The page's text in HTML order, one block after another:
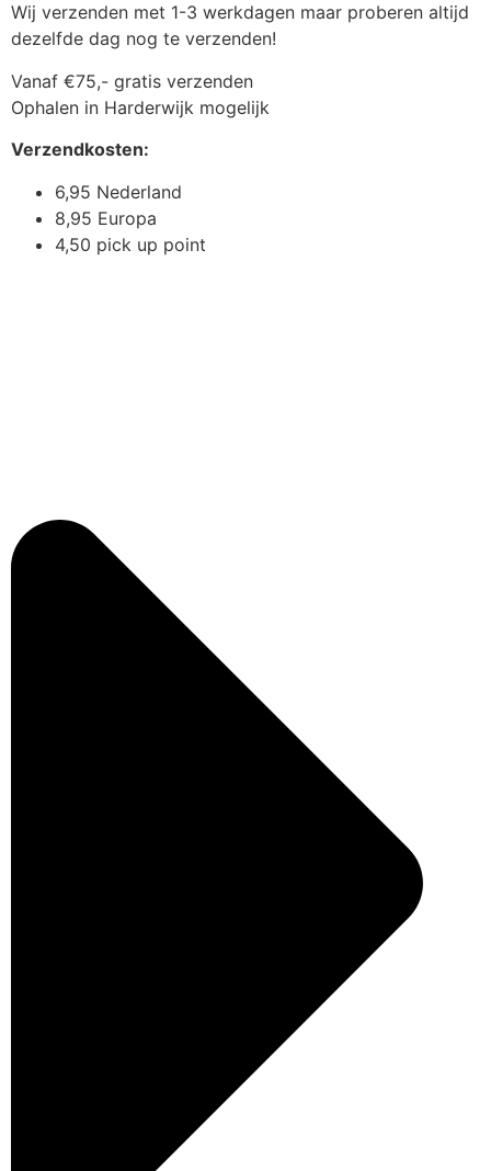
Wij verzenden met 1-3 werkdagen maar proberen altijd
dezelfde dag nog te verzenden!
Vanaf €75,- gratis verzenden
Ophalen in Harderwijk mogelijk
Verzendkosten:
6,95 Nederland
8,95 Europa
4,50 pick up point